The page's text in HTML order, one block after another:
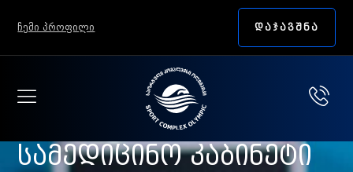
ᲩᲔᲛᲘ ᲞᲠᲝᲤᲘᲚᲘ ᲓᲐᲯᲐᲕᲨᲜᲐ
სამედიცინო კაბინეტი